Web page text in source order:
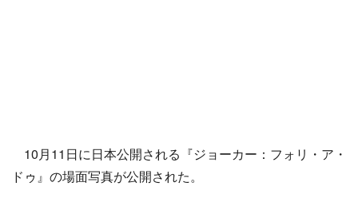
10月11日に日本公開される『ジョーカー：フォリ・ア・
ドゥ』の場面写真が公開された。